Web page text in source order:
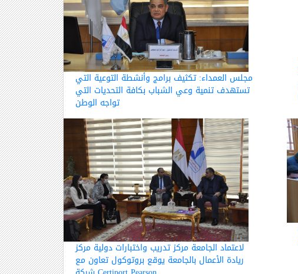
مجلس العمداء: تكثيف برامج وأنشطة التوعية التي
تستهدف تنمية وعي الشباب بكافة التحديات التي
تواجه الوطن
لاعتماد الجامعة مركز تدريب واختبارات دولية مركز
ريادة الأعمال بالجامعة يوقع بروتوكول تعاون مع